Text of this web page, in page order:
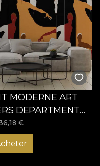
MODERNE ART
DEPARTMENT
– VLADILA
€